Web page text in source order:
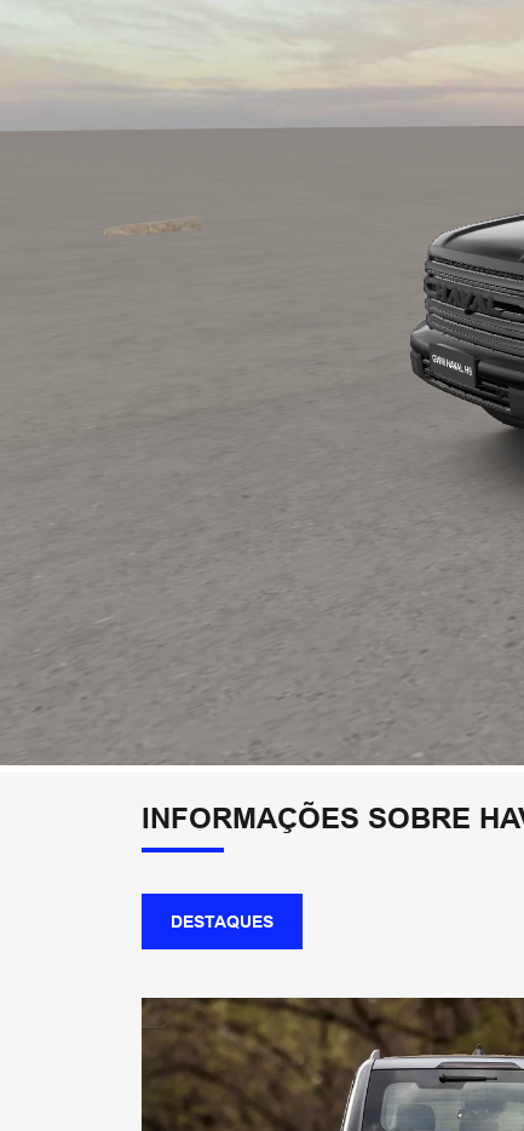
INFORMAÇÕES SOBRE
DESTAQUES